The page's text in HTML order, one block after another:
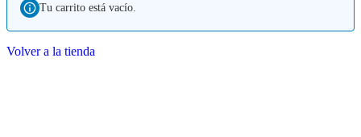
Tu carrito está vacío.
Volver a la tienda